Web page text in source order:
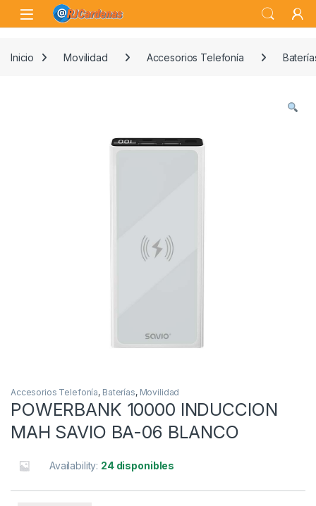
Skip to navigation
Skip to content
Open
Inicio Movilidad Accesorios Telefonía
Accesorios Telefonía, Baterías, Movilidad
POWERBANK 10000 INDUCCION
MAH SAVIO BA-06 BLANCO
Availability: 24 disponibles